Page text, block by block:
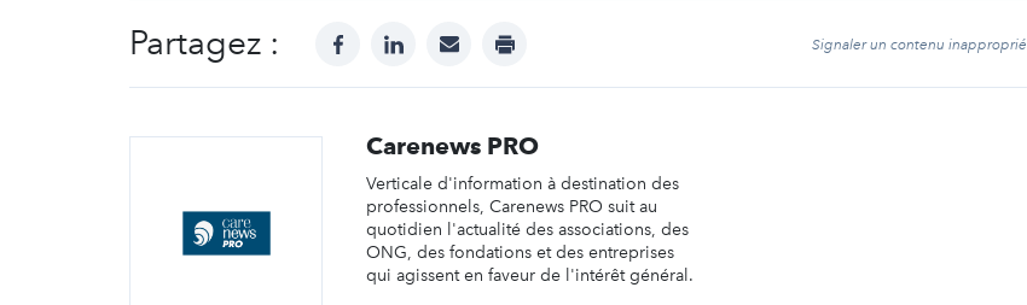
Partagez : facebooklinkedinmail print Signaler un contenu inapproprié
Carenews PRO
Verticale d'information à destination des
professionnels, Carenews PRO suit au
quotidien l'actualité des associations, des
ONG, des fondations et des entreprises
qui agissent en faveur de l'intérêt général.